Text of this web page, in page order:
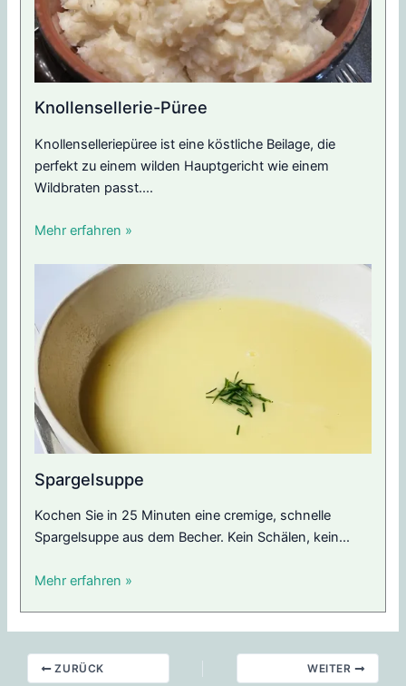
Knollensellerie-Püree
Knollenselleriepüree ist eine köstliche Beilage, die
perfekt zu einem wilden Hauptgericht wie einem
Wildbraten passt....
Mehr erfahren »
Spargelsuppe
Kochen Sie in 25 Minuten eine cremige, schnelle
Spargelsuppe aus dem Becher. Kein Schälen, kein...
Mehr erfahren »
ZURÜCK WEITER